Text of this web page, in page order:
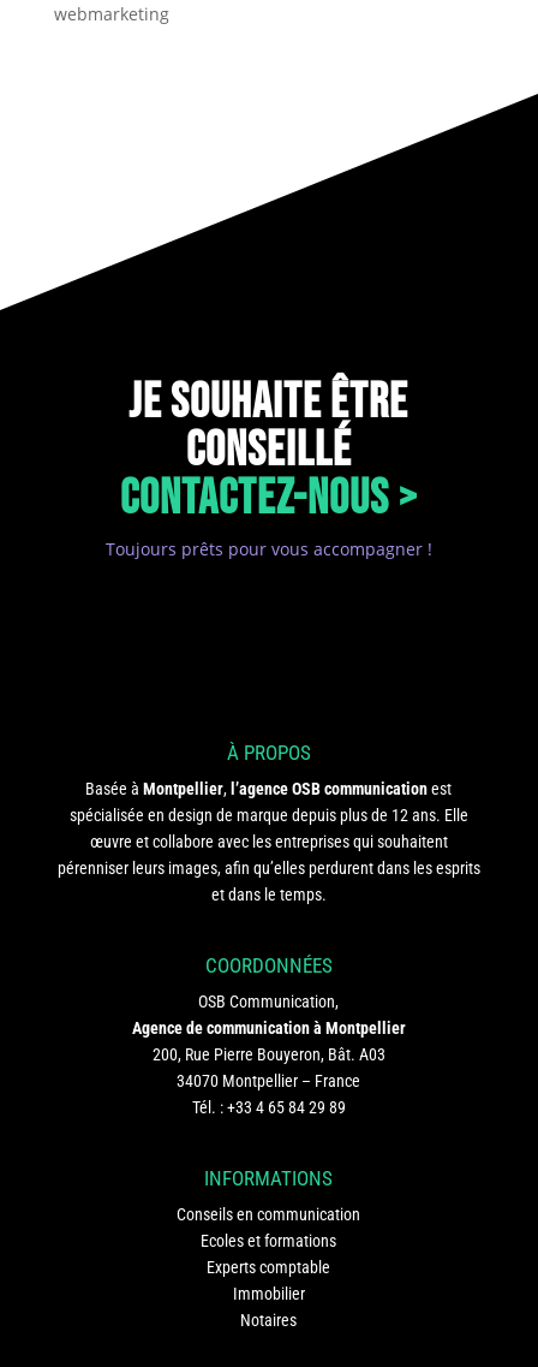
webmarketing
JE SOUHAITE ÊTRE
CONSEILLÉ
CONTACTEZ-NOUS >
Toujours prêts pour vous accompagner !
À PROPOS
Basée àMontpellier, l’agence OSB communicationest
spécialisée en design de marque depuis plus de 12 ans. Elle
œuvre et collabore avec les entreprises qui souhaitent
pérenniser leurs images, afin qu’elles perdurent dans les esprits
et dans le temps.
COORDONNÉES
OSB Communication,
Agence de communication à Montpellier
200, Rue Pierre Bouyeron, Bât. A03
34070 Montpellier – France
Tél. :+33 4 65 84 29 89
INFORMATIONS
Conseils en communication
Ecoles et formations
Experts comptable
Immobilier
Notaires